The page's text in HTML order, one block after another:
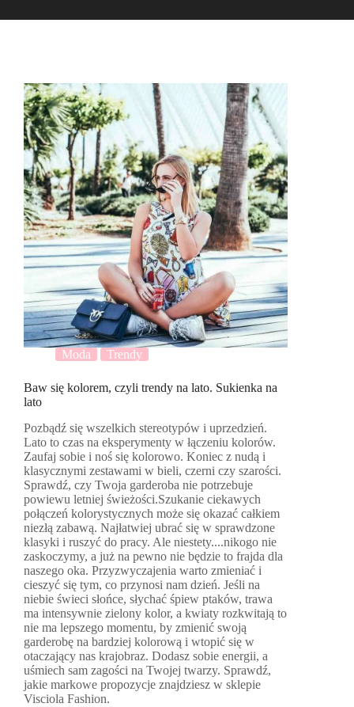
Moda Trendy
Baw się kolorem, czyli trendy na lato. Sukienka na
lato
Pozbądź się wszelkich stereotypów i uprzedzień.
Lato to czas na eksperymenty w łączeniu kolorów.
Zaufaj sobie i noś się kolorowo. Koniec z nudą i
klasycznymi zestawami w bieli, czerni czy szarości.
Sprawdź, czy Twoja garderoba nie potrzebuje
powiewu letniej świeżości.Szukanie ciekawych
połączeń kolorystycznych może się okazać całkiem
niezłą zabawą. Najłatwiej ubrać się w sprawdzone
klasyki i ruszyć do pracy. Ale niestety....nikogo nie
zaskoczymy, a już na pewno nie będzie to frajda dla
naszego oka. Przyzwyczajenia warto zmieniać i
cieszyć się tym, co przynosi nam dzień. Jeśli na
niebie świeci słońce, słychać śpiew ptaków, trawa
ma intensywnie zielony kolor, a kwiaty rozkwitają to
nie ma lepszego momentu, by zmienić swoją
garderobę na bardziej kolorową i wtopić się w
otaczający nas krajobraz. Dodasz sobie energii, a
uśmiech sam zagości na Twojej twarzy. Sprawdź,
jakie markowe propozycje znajdziesz w sklepie
Visciola Fashion.